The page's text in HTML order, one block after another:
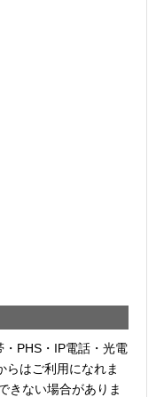
PHS・IP電話・光電
らはご利用になれま
きない場合がありま